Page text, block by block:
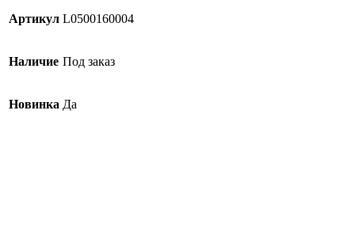
Артикул L0500160004
Наличие Под заказ
Новинка Да